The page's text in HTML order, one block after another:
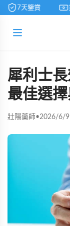
7天鑒賞
犀利士
最佳選
壯陽藥師•2026/6/9